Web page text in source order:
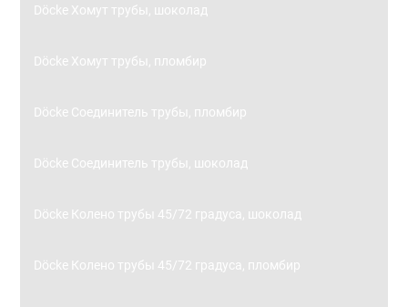
Döcke Хомут трубы, шоколад
Döcke Хомут трубы, пломбир
Döcke Соединитель трубы, пломбир
Döcke Соединитель трубы, шоколад
Döcke Колено трубы 45/72 градуса, шоколад
Döcke Колено трубы 45/72 градуса, пломбир